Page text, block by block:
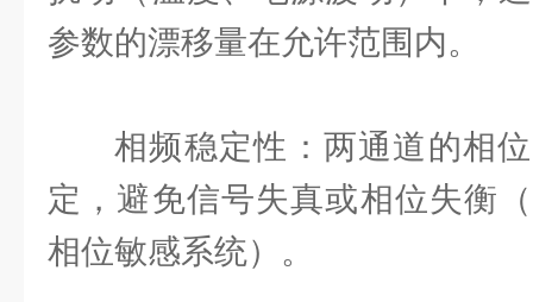
参数的漂移量在允许范围内。
相频稳定性：两通道的相
定，避免信号失真或相位失衡
相位敏感系统）。